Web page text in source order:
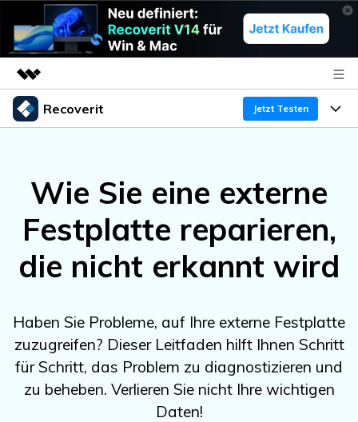
Top-Produkte
Überblick
Lösungen
Über uns
Presseraum
Shop
Recoverit Jetzt Testen
Recoverit für Windows
KI
Ein führendes Tool zur Datenrettung für Windows
Kostenlos Testen
Recoverit für Mac
KI
Unbegrenzte Daten vom Mac-System
wiederherstellen
Kostenlos Testen
Funktionen
Wiederherstellung von Laufwerken
Gel?schte Medien wiederherstellen
Exklusive Wiederherstellungsl?sungen Neu
Dokumente wiederherstellen
Datenverlust-Szenarien
Ressourcen
Warum Recoverit
Kundengeschichten
Aktuelles Thema
DOWNLOAD Sign In
Wie Sie eine externe
Festplatte reparieren,
die nicht erkannt wird
Haben Sie Probleme, auf Ihre externe Festplatte
zuzugreifen? Dieser Leitfaden hilft Ihnen Schritt
für Schritt, das Problem zu diagnostizieren und
zu beheben. Verlieren Sie nicht Ihre wichtigen
Daten!